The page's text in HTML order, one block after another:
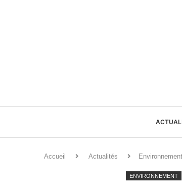
Accueil Actualités Environnement
ENVIRONNEMENT